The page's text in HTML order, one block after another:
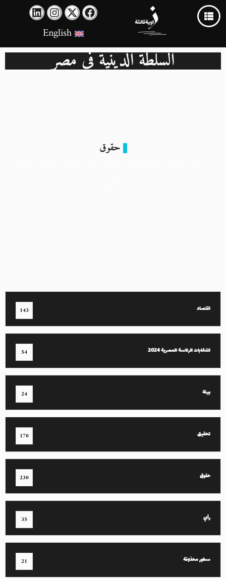
English
السلطة الدينية في مصر
حقوق
اقتصاد 143
انتخابات الرئاسة المصرية 2024 54
بيئة 24
تحقيق 170
حقوق 230
رأي 35
سطور محذوفة 21